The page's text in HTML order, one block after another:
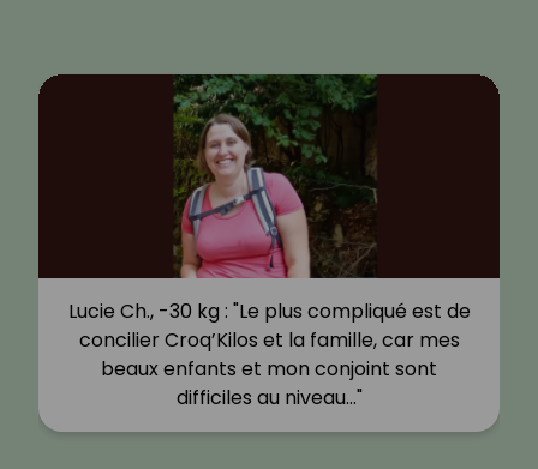
Lucie Ch., -30 kg : "Le plus compliqué est de
concilier Croq’Kilos et la famille, car mes
beaux enfants et mon conjoint sont
difficiles au niveau…"